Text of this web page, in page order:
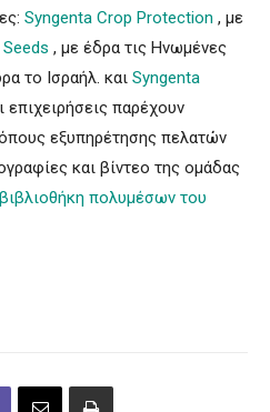
Syngenta Crop Protection , με
, με έδρα τις Ηνωμένες
το Ισραήλ. και Syngenta
επιχειρήσεις παρέχουν
εξυπηρέτησης πελατών
και βίντεο της ομάδας
βιβλιοθήκη πολυμέσων του